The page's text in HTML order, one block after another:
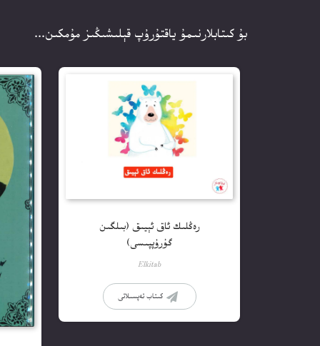
بۇ كىتابلارنىمۇ ياقتۇرۇپ قېلىشىڭىز مۇمكىن...
رەڭلىك ئاق ئېيىق (بىلگىن
گۇرۇپپىسى)
Elkitab
كىتاب تەپسىلاتى